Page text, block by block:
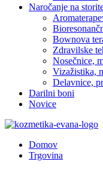
Naročanje na
Bownova
Zdravilske
Nosečnice,
Vizažistika,
Delavnice,
Darilni boni
Novice
Domov
Trgovina